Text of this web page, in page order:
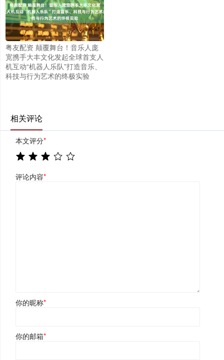
粤友配资 颠覆舞台！音乐人庞
宽携手大丰文化发起全球首支人
机互动“机器人乐队”打造音乐、
科技与行为艺术的终极实验
相关评论
本文评分*
评论内容*
你的昵称*
你的邮箱*